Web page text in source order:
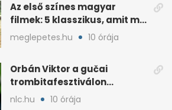
Az első színes magyar
filmek: 5 klasszikus, amit ma
is jó újranézni
meglepetes.hu 10 órája
Orbán Viktor a gučai
trombitafesztiválon
sörözött a Hotel Nordiknál
nlc.hu 10 órája